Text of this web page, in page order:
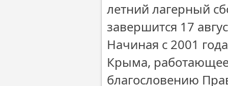
летний лагерный
завершится 17
Начиная с 2001
Крыма,
благословению